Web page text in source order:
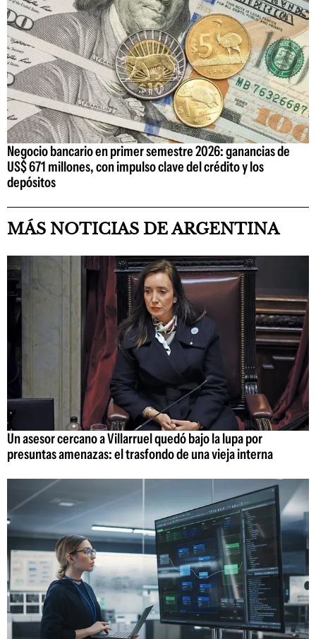
Negocio bancario en primer semestre 2026: ganancias de
US$ 671 millones, con impulso clave del crédito y los
depósitos
MÁS NOTICIAS DE ARGENTINA
Un asesor cercano a Villarruel quedó bajo la lupa por
presuntas amenazas: el trasfondo de una vieja interna